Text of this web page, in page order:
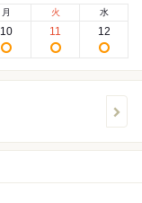
月
10
火
11
水
12